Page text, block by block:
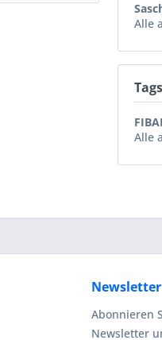
Alle
Tags
Alle
Newsletter
Abonnieren
Newsletter